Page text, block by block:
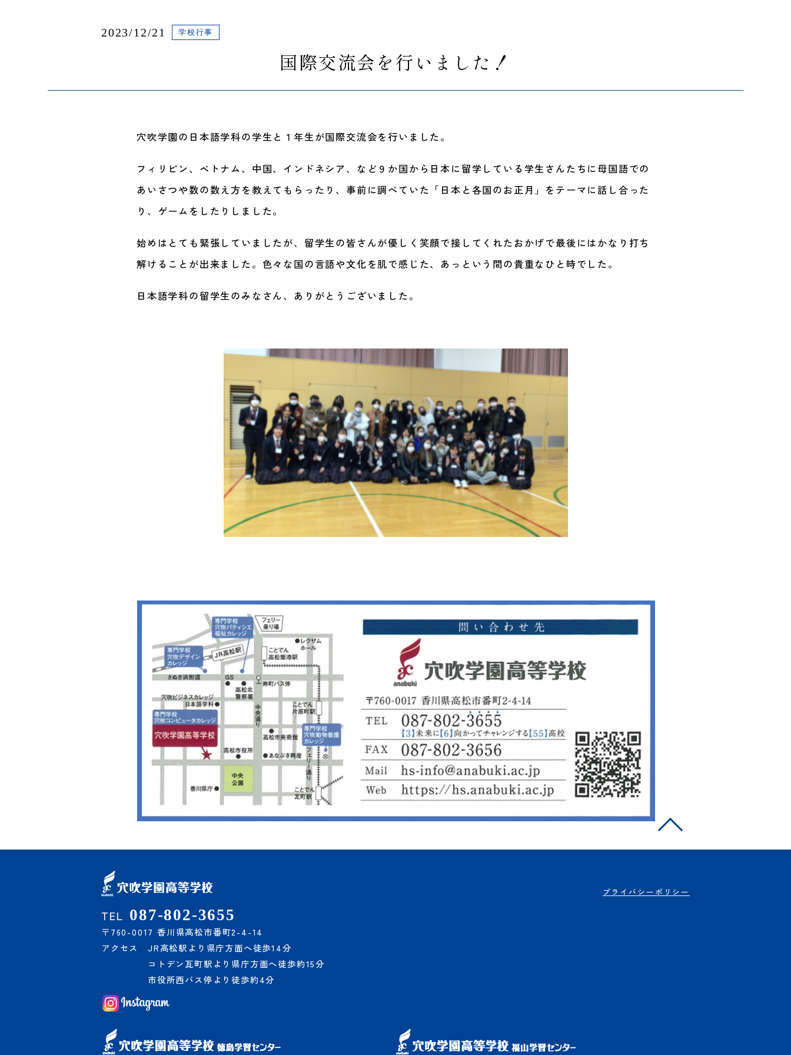
2023/12/21 学校行事
国際交流会を行いました！
穴吹学園の日本語学科の学生と１年生が国際交流会を行いました。
フィリピン、ベトナム、中国、インドネシア、など９か国から日本に留学している学生さんたちに母国語での
あいさつや数の数え方を教えてもらったり、事前に調べていた「日本と各国のお正月」をテーマに話し合った
り、ゲームをしたりしました。
始めはとても緊張していましたが、留学生の皆さんが優しく笑顔で接してくれたおかげで最後にはかなり打ち
解けることが出来ました。色々な国の言語や文化を肌で感じた、あっという間の貴重なひと時でした。
日本語学科の留学生のみなさん、ありがとうございました。
プライバシーポリシー
TEL 087-802-3655
〒760-0017 香川県高松市番町2-4-14
アクセス JR高松駅より県庁方面へ徒歩14分
コトデン瓦町駅より県庁方面へ徒歩約15分
市役所西バス停より徒歩約4分